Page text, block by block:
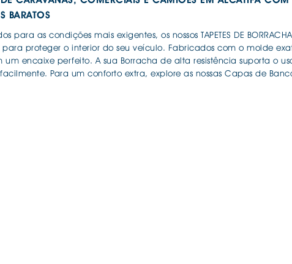
BORRACHA
BORRACHA 3D
BORRACHA
ALCATIFA
BORRACHA
BARATOS
para as condições mais exigentes, os nossos TAPETES DE
proteger o interior do seu veículo. Fabricados com o molde
um encaixe perfeito. A sua Borracha de alta resistência suporta o
Para um conforto extra, explore as nossas Capas de